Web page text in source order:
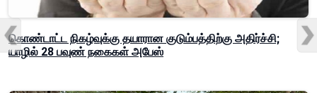
கொண்டாட்ட நிகழ்வுக்கு தயாரான குடும்பத்திற்கு அதிர்ச்சி;
யாழில் 28 பவுண் நகைகள் அபேஸ்